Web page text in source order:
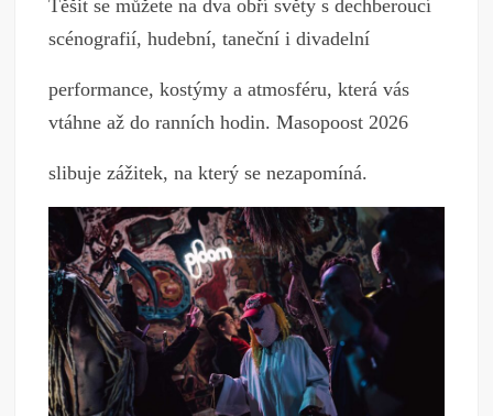
Těšit se můžete na dva obří světy s dechberoucí
scénografií, hudební, taneční i divadelní
performance, kostýmy a atmosféru, která vás
vtáhne až do ranních hodin. Masopoost 2026
slibuje zážitek, na který se nezapomíná.